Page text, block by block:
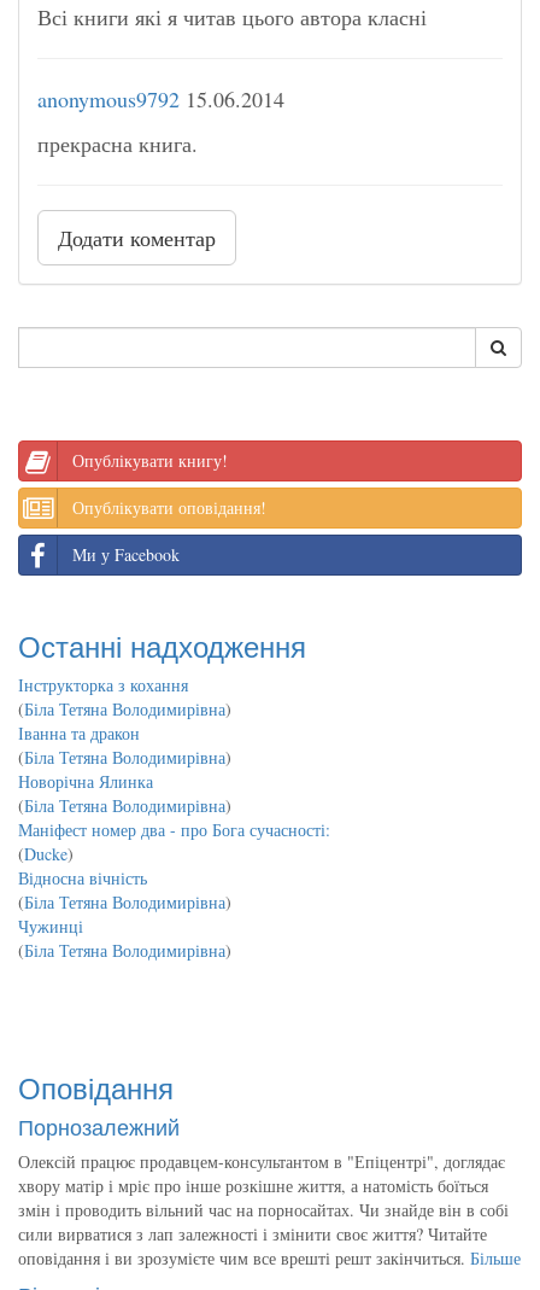
Всі книги які я читав цього автора класні
anonymous9792 15.06.2014
прекрасна книга.
Додати коментар
Опублікувати книгу!
Опублікувати оповідання!
Ми у Facebook
Останні надходження
Інструкторка з кохання
(Біла Тетяна Володимирівна)
Іванна та дракон
(Біла Тетяна Володимирівна)
Новорічна Ялинка
(Біла Тетяна Володимирівна)
Маніфест номер два - про Бога сучасності:
(Ducke)
Відносна вічність
(Біла Тетяна Володимирівна)
Чужинці
(Біла Тетяна Володимирівна)
Оповідання
Порнозалежний
Олексій працює продавцем-консультантом в "Епіцентрі", доглядає
хвору матір і мріє про інше розкішне життя, а натомість боїться
змін і проводить вільний час на порносайтах. Чи знайде він в собі
сили вирватися з лап залежності і змінити своє життя? Читайте
оповідання і ви зрозумієте чим все врешті решт закінчиться. Більше